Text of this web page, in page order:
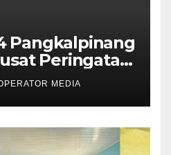
Pangkalpinang
Peringatan
2026 di
MEDIA